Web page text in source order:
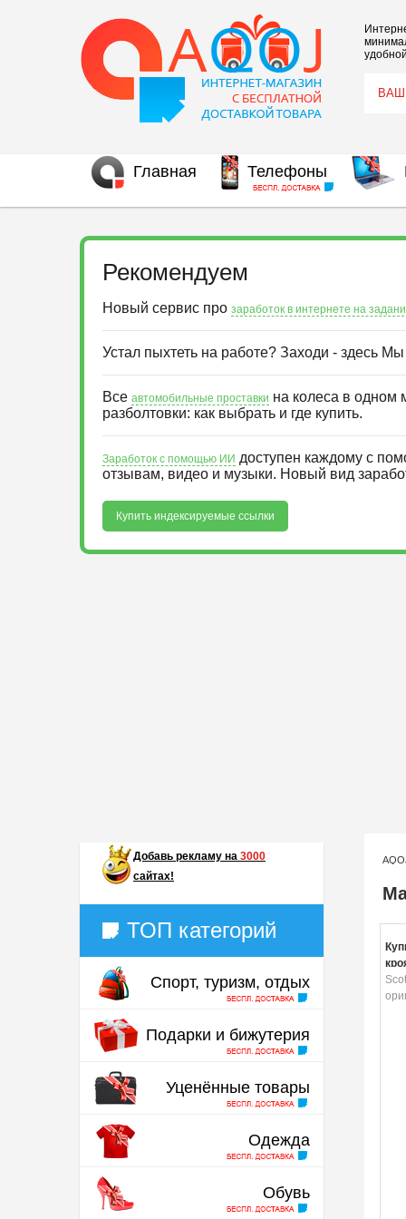
Главная Телефоны
Рекомендуем
Новый сервис про заработок в интернете на
Устал пыхтеть на работе? Заходи - здесь
Все автомобильные проставки на колеса в одном
разболтовки: как выбрать и где купить.
Заработок с помощью ИИ доступен каждому с
отзывам, видео и музыки. Новый вид
Купить индексируемые ссылки
Добавь рекламу на 3000
сайтах!
ТОП категорий
Спорт, туризм, отдых
Подарки и бижутерия
Уценённые товары
Одежда
Обувь